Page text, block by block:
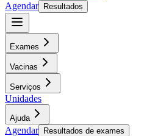
Agendar
Resultados
Exames
Vacinas
Serviços
Unidades
Ajuda
Agendar Resultados de exames